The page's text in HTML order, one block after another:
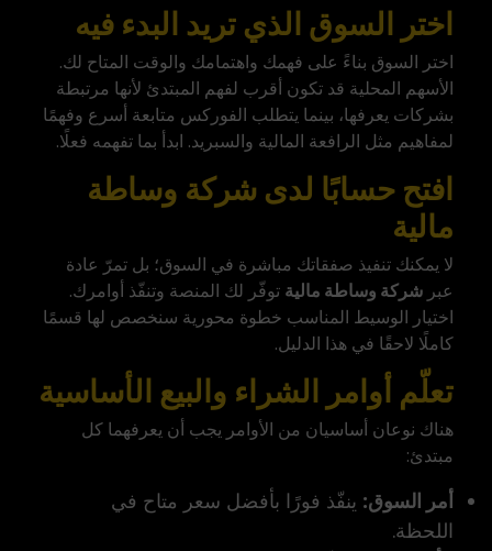
اختر السوق الذي تريد البدء فيه
اختر السوق بناءً على فهمك واهتمامك والوقت المتاح لك.
الأسهم المحلية قد تكون أقرب لفهم المبتدئ لأنها مرتبطة
بشركات يعرفها، بينما يتطلب الفوركس متابعة أسرع وفهمًا
لمفاهيم مثل الرافعة المالية والسبريد. ابدأ بما تفهمه فعلًا.
افتح حسابًا لدى شركة وساطة
مالية
لا يمكنك تنفيذ صفقاتك مباشرة في السوق؛ بل تمرّ عادة
عبر شركة وساطة مالية توفّر لك المنصة وتنفّذ أوامرك.
اختيار الوسيط المناسب خطوة محورية سنخصص لها قسمًا
كاملًا لاحقًا في هذا الدليل.
تعلّم أوامر الشراء والبيع الأساسية
هناك نوعان أساسيان من الأوامر يجب أن يعرفهما كل
مبتدئ:
أمر السوق: ينفّذ فورًا بأفضل سعر متاح في
اللحظة.